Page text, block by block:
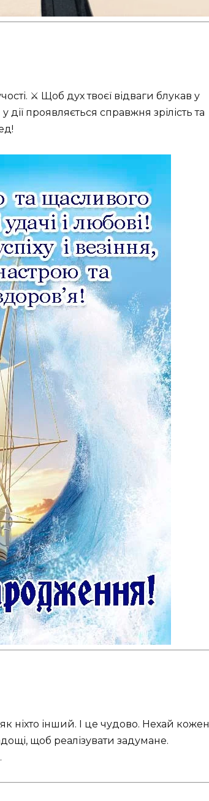
⚔️ Щоб дух твоєї відваги блукав у
проявляється справжня зрілість та
ніхто інший. І це чудово. Нехай кожен
щоб реалізувати задумане.